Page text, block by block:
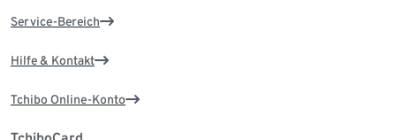
Service-Bereich
Hilfe & Kontakt
Tchibo Online-Konto